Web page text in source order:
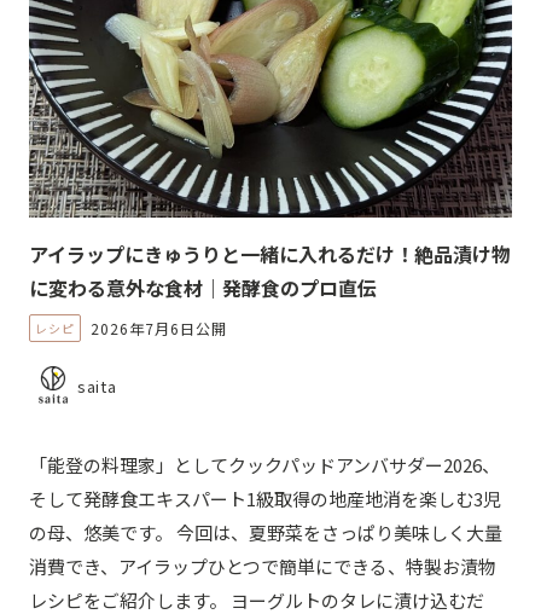
アイラップにきゅうりと一緒に入れるだけ！絶品漬け物
に変わる意外な食材｜発酵食のプロ直伝
レシピ 2026年7月6日公開
saita
「能登の料理家」としてクックパッドアンバサダー2026、
そして発酵食エキスパート1級取得の地産地消を楽しむ3児
の母、悠美です。 今回は、夏野菜をさっぱり美味しく大量
消費でき、アイラップひとつで簡単にできる、特製お漬物
レシピをご紹介します。 ヨーグルトのタレに漬け込むだ